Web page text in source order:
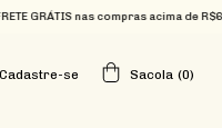
nas compras acima de R$699
Cadastre-se Sacola (0)